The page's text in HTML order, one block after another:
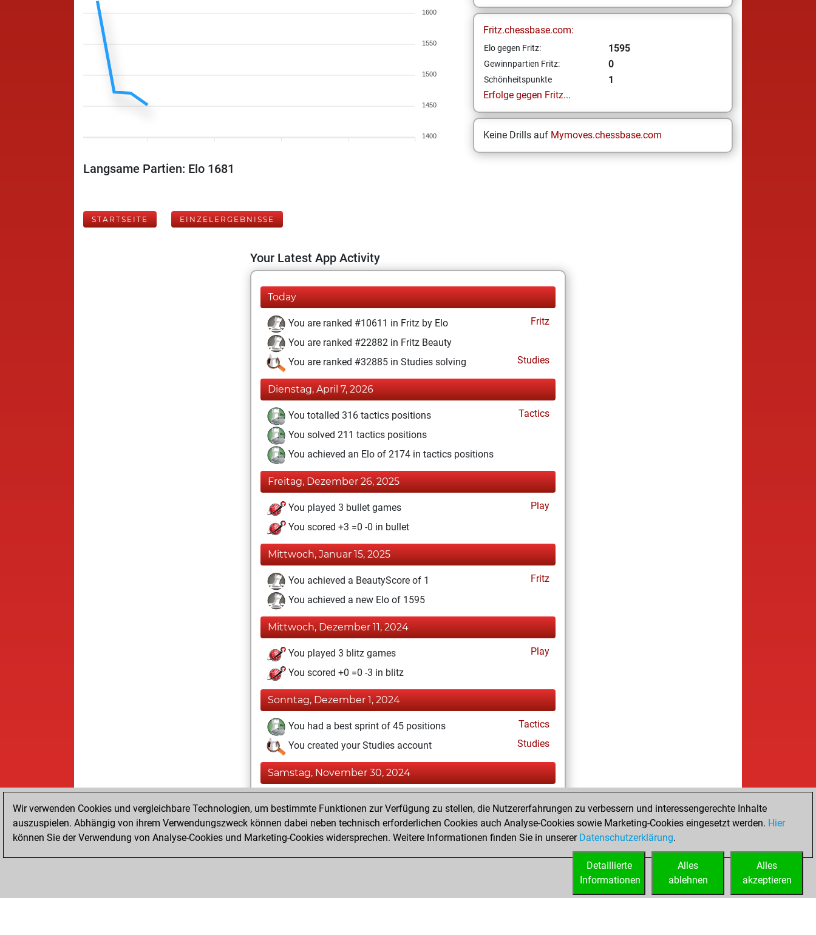
1600
1550
1500
1450
1400
Langsame Partien: Elo 1681
Fritz.chessbase.com:
Elo gegen Fritz: 1595
Gewinnpartien Fritz: 0
Schönheitspunkte
1
Erfolge gegen Fritz...
Keine Drills auf Mymoves.chessbase.com
STARTSEITE EINZELERGEBNISSE
Your Latest App Activity
Today
You are ranked #10611 in Fritz by Elo
Fritz
You are ranked #22882 in Fritz Beauty
You are ranked #32885 in Studies solving
Studies
Dienstag, April 7, 2026
You totalled 316 tactics positions
Tactics
You solved 211 tactics positions
You achieved an Elo of 2174 in tactics positions
Freitag, Dezember 26, 2025
You played 3 bullet games
Play
You scored +3 =0 -0 in bullet
Mittwoch, Januar 15, 2025
You achieved a BeautyScore of 1
Fritz
You achieved a new Elo of 1595
Mittwoch, Dezember 11, 2024
You played 3 blitz games
Play
You scored +0 =0 -3 in blitz
Sonntag, Dezember 1, 2024
You had a best sprint of 45 positions
Tactics
You created your Studies account
Studies
Samstag, November 30, 2024
You played 1 slow games
Play
You scored +1 =0 -0 in slow games
Wir verwenden Cookies und vergleichbare Technologien, um bestimmte Funktionen zur Verfügung zu stellen, die Nutzererfahrungen zu verbessern und interessengerechte Inhalte
auszuspielen. Abhängig von ihrem Verwendungszweck können dabei neben technisch erforderlichen Cookies auch Analyse-Cookies sowie Marketing-Cookies eingesetzt werden. Hier
können Sie der Verwendung von Analyse-Cookies und Marketing-Cookies widersprechen. Weitere Informationen finden Sie in unserer Datenschutzerklärung.
Alles
akzeptieren
Alles
ablehnen
Detaillierte
Informationen